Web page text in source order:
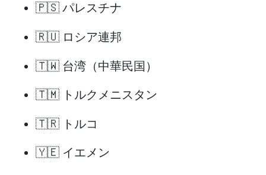
🇵🇸 パレスチナ
🇷🇺 ロシア連邦
🇹🇼 台湾（中華民国）
🇹🇲 トルクメニスタン
🇹🇷 トルコ
🇾🇪 イエメン